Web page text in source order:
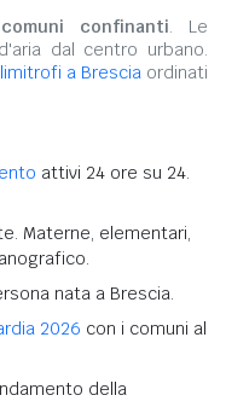
comuni confinanti. Le
dal centro urbano.
a Brescia ordinati
attivi 24 ore su 24.
Materne, elementari,
nata a Brescia.
2026 con i comuni al
della